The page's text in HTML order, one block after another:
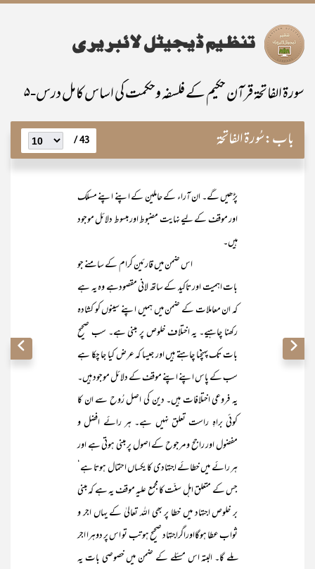
سورۃ الفاتحۃ قرآن حکیم کے فلسفہ وحکمت کی اساس کامل درس-۵
باب:سُورۃ الفاتحۃ 43 /
پڑھیں گے۔ ان آراء کے حاملین کے اپنے اپنے مسلک
اور موقف کے لیے نہایت مضبوط اور مبسوط دلائل موجود
ہیں۔
اس ضمن میں قارئین کرام کے سامنے جو
بات اہمیت اور تاکید کے ساتھ لانی مقصودہے وہ یہ ہے
کہ ان معاملات کے ضمن میں ہمیں اپنے سینوں کو کشادہ
رکھنا چاہیے۔ یہ اختلاف خلوص پر مبنی ہے۔ سب صحیح
بات تک پہنچنا چاہتے ہیں اور جیسا کہ عرض کیا جا چکا ہے
سب کے پاس اپنے اپنے موقف کے دلائل موجود ہیں۔
یہ فروعی اختلافات ہیں۔ دین کی اصل رُوح سے ان کا
کوئی براہِ راست تعلق نہیں ہے۔ ہر رائے افضل و
مفضول اور راجح و مرجوح کے اصول پر مبنی ہوتی ہے اور
ہر رائے میں خطائے اجتہادی کا یکساں احتمال ہوتا ہے‘
جس کے متعلق اہل سنّت کا مجمع علیہ موقف یہ ہے کہ مبنی
بر خلوص اجتہاد میں خطا پر بھی اللہ تعالیٰ کے یہاں اجر و
ثواب عطا ہوگااوراگراجتہاد صحیح ہو تب تو اس پر دوہرا اجر
ملے گا۔ البتہ اس مسئلے کے ضمن میں خصوصی بات یہ